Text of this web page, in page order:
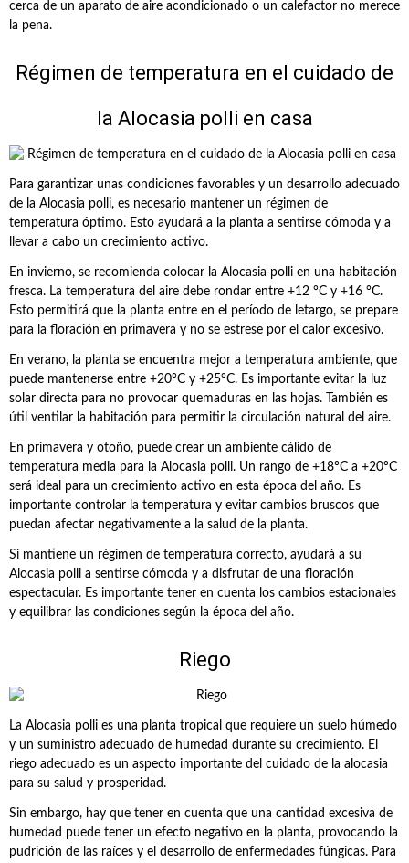
cerca de un aparato de aire acondicionado o un calefactor no merece
la pena.
Régimen de temperatura en el cuidado de
la Alocasia polli en casa
Para garantizar unas condiciones favorables y un desarrollo adecuado
de la Alocasia polli, es necesario mantener un régimen de
temperatura óptimo. Esto ayudará a la planta a sentirse cómoda y a
llevar a cabo un crecimiento activo.
En invierno, se recomienda colocar la Alocasia polli en una habitación
fresca. La temperatura del aire debe rondar entre +12 °C y +16 °C.
Esto permitirá que la planta entre en el período de letargo, se prepare
para la floración en primavera y no se estrese por el calor excesivo.
En verano, la planta se encuentra mejor a temperatura ambiente, que
puede mantenerse entre +20°C y +25°C. Es importante evitar la luz
solar directa para no provocar quemaduras en las hojas. También es
útil ventilar la habitación para permitir la circulación natural del aire.
En primavera y otoño, puede crear un ambiente cálido de
temperatura media para la Alocasia polli. Un rango de +18°C a +20°C
será ideal para un crecimiento activo en esta época del año. Es
importante controlar la temperatura y evitar cambios bruscos que
puedan afectar negativamente a la salud de la planta.
Si mantiene un régimen de temperatura correcto, ayudará a su
Alocasia polli a sentirse cómoda y a disfrutar de una floración
espectacular. Es importante tener en cuenta los cambios estacionales
y equilibrar las condiciones según la época del año.
Riego
La Alocasia polli es una planta tropical que requiere un suelo húmedo
y un suministro adecuado de humedad durante su crecimiento. El
riego adecuado es un aspecto importante del cuidado de la alocasia
para su salud y prosperidad.
Sin embargo, hay que tener en cuenta que una cantidad excesiva de
humedad puede tener un efecto negativo en la planta, provocando la
pudrición de las raíces y el desarrollo de enfermedades fúngicas. Para